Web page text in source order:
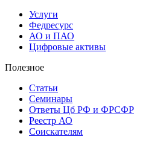
Услуги
Федресурс
АО и ПАО
Цифровые активы
Полезное
Статьи
Cеминары
Ответы Цб РФ и ФРСФР
Реестр АО
Соискателям